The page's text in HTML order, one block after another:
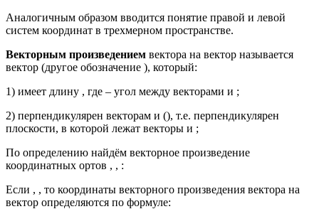
Аналогичным образом вводится понятие правой и левой
систем координат в трехмерном пространстве.
Векторным произведением вектора на вектор называется
вектор (другое обозначение ), который:
1) имеет длину , где – угол между векторами и ;
2) перпендикулярен векторам и (), т.е. перпендикулярен
плоскости, в которой лежат векторы и ;
По определению найдём векторное произведение
координатных ортов , , :
Если , , то координаты векторного произведения вектора на
вектор определяются по формуле: